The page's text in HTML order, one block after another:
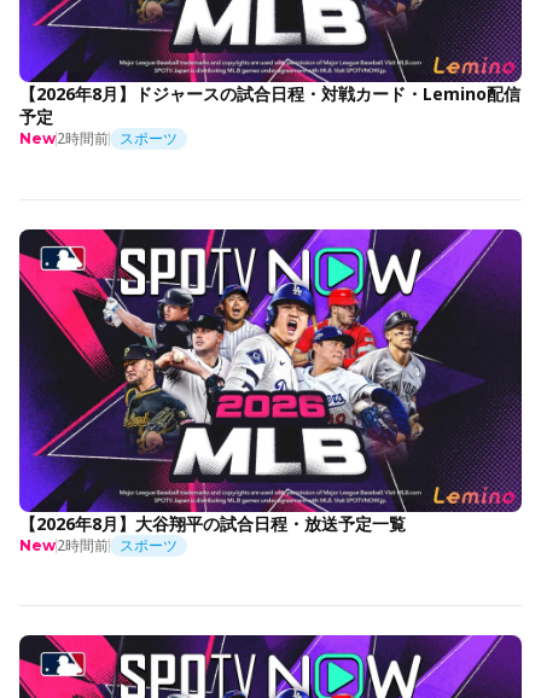
【2026年8月】ドジャースの試合日程・対戦カード・Lemino配信
予定
New2時間前 スポーツ
【2026年8月】大谷翔平の試合日程・放送予定一覧
New2時間前 スポーツ